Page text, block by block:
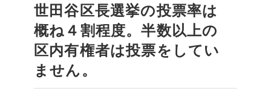
世田谷区長選挙の投票率は
概ね４割程度。半数以上の
区内有権者は投票をしてい
ません。